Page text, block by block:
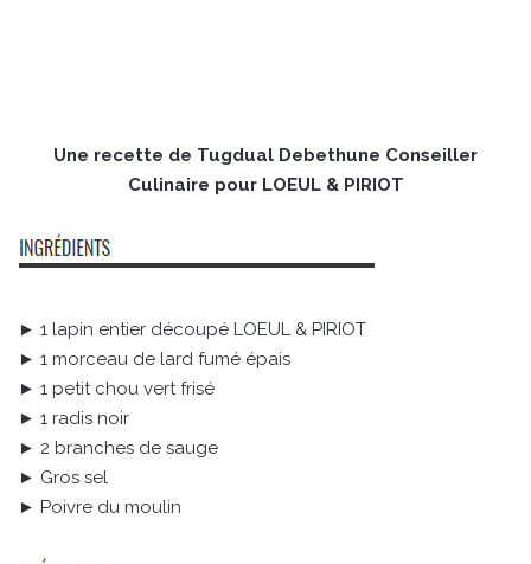
Une recette de Tugdual Debethune Conseiller
Culinaire pour LOEUL & PIRIOT
► 1 lapin entier découpé LOEUL & PIRIOT
► 1 morceau de lard fumé épais
► 1 petit chou vert frisé
► 1 radis noir
► 2 branches de sauge
► Gros sel
► Poivre du moulin